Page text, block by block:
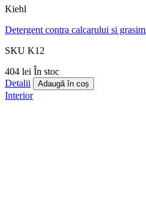
Kiehl
Detergent contra calcarului si
SKU K12
404 lei În stoc
Detalii
Adaugă în coș
Interior